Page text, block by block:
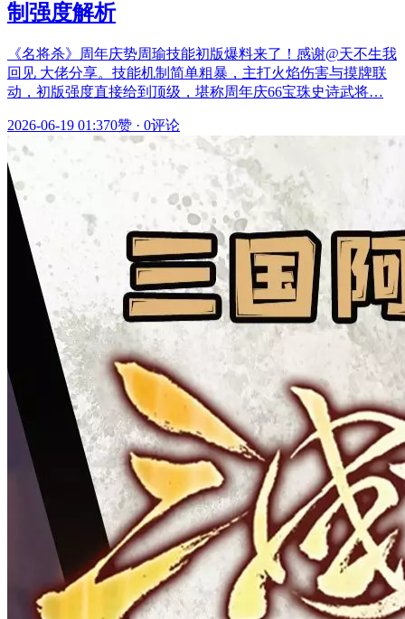
制强度解析
《名将杀》周年庆势周瑜技能初版爆料来了！感谢@天不生我
回见 大佬分享。技能机制简单粗暴，主打火焰伤害与摸牌联
动，初版强度直接给到顶级，堪称周年庆66宝珠史诗武将…
2026-06-19 01:370赞 · 0评论